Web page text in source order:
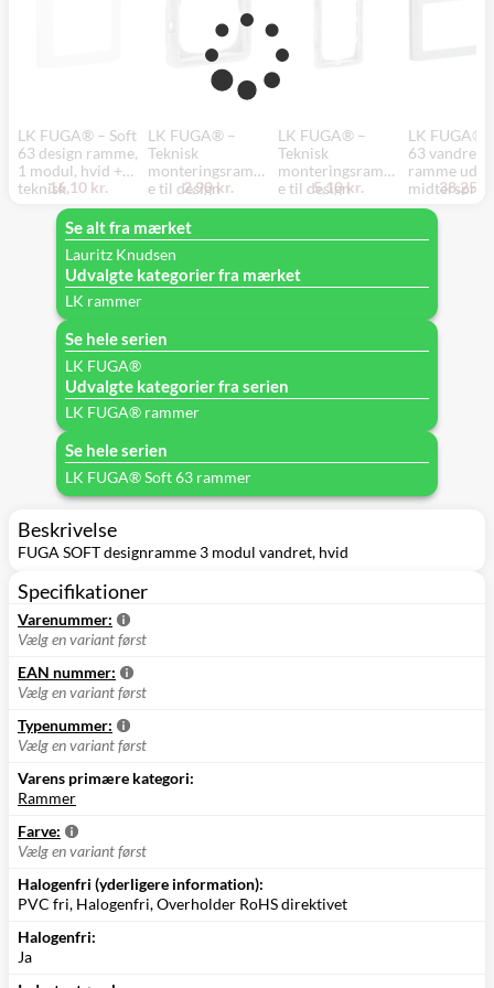
LK FUGA® – Soft
63 design ramme,
1 modul, hvid +
teknisk
monteringsramm
16,10 kr.
LK FUGA® –
Teknisk
monteringsramm
e til design
ramme, 1 modul,
grå
2,90 kr.
LK FUGA® –
Teknisk
monteringsramm
e til design
ramme uden
1x2 modul, grå
5,10 kr.
LK FUGA®
63 vandret
ramme uden
1x2 modul,
stålmetallic
teknisk
38,25
Se alt fra mærket
Lauritz Knudsen
Udvalgte kategorier fra mærket
LK rammer
Se hele serien
LK FUGA®
Udvalgte kategorier fra serien
LK FUGA® rammer
Se hele serien
LK FUGA® Soft 63 rammer
Beskrivelse
FUGA SOFT designramme 3 modul vandret, hvid
Specifikationer
Varenummer:
Vælg en variant først
EAN nummer:
Vælg en variant først
Typenummer:
Vælg en variant først
Varens primære kategori:
Rammer
Farve:
Vælg en variant først
Halogenfri (yderligere information):
PVC fri, Halogenfri, Overholder RoHS direktivet
Halogenfri:
Ja